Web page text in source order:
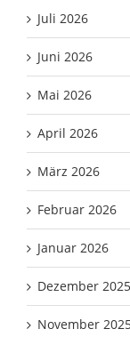
Juli 2026
Juni 2026
Mai 2026
April 2026
März 2026
Februar 2026
Januar 2026
Dezember 2025
November